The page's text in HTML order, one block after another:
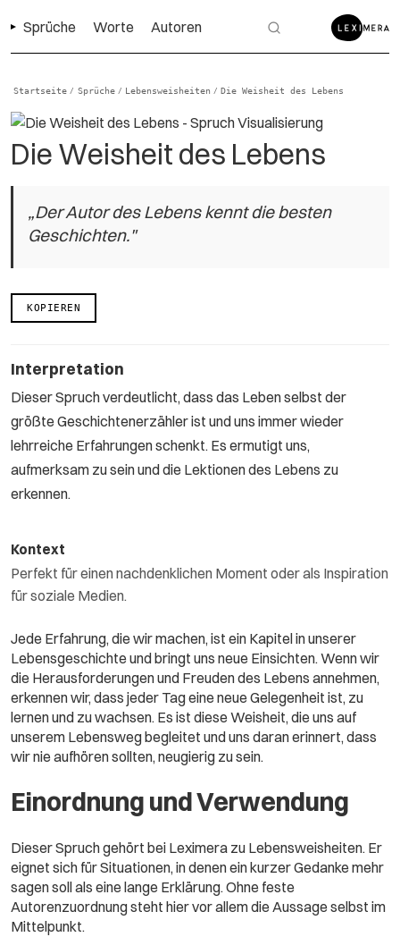
Sprüche Worte Autoren
Startseite / Sprüche / Lebensweisheiten / Die Weisheit des Lebens
Die Weisheit des Lebens
„Der Autor des Lebens kennt die besten
Geschichten."
KOPIEREN
Interpretation
Dieser Spruch verdeutlicht, dass das Leben selbst der
größte Geschichtenerzähler ist und uns immer wieder
lehrreiche Erfahrungen schenkt. Es ermutigt uns,
aufmerksam zu sein und die Lektionen des Lebens zu
erkennen.
Kontext
Perfekt für einen nachdenklichen Moment oder als Inspiration
für soziale Medien.
Jede Erfahrung, die wir machen, ist ein Kapitel in unserer
Lebensgeschichte und bringt uns neue Einsichten. Wenn wir
die Herausforderungen und Freuden des Lebens annehmen,
erkennen wir, dass jeder Tag eine neue Gelegenheit ist, zu
lernen und zu wachsen. Es ist diese Weisheit, die uns auf
unserem Lebensweg begleitet und uns daran erinnert, dass
wir nie aufhören sollten, neugierig zu sein.
Einordnung und Verwendung
Dieser Spruch gehört bei Leximera zu Lebensweisheiten. Er
eignet sich für Situationen, in denen ein kurzer Gedanke mehr
sagen soll als eine lange Erklärung. Ohne feste
Autorenzuordnung steht hier vor allem die Aussage selbst im
Mittelpunkt.